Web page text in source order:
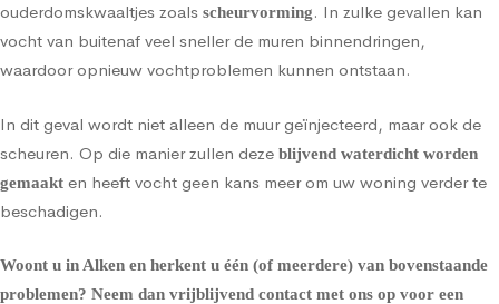
ouderdomskwaaltjes zoals scheurvorming. In zulke gevallen kan
vocht van buitenaf veel sneller de muren binnendringen,
waardoor opnieuw vochtproblemen kunnen ontstaan.
In dit geval wordt niet alleen de muur geïnjecteerd, maar ook de
scheuren. Op die manier zullen deze blijvend waterdicht worden
gemaakt en heeft vocht geen kans meer om uw woning verder te
beschadigen.
Woont u in Alken en herkent u één (of meerdere) van bovenstaande
problemen? Neem dan vrijblijvend contact met ons op voor een